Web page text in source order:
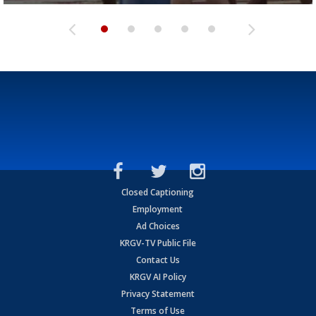
Closed Captioning
Employment
Ad Choices
KRGV-TV Public File
Contact Us
KRGV AI Policy
Privacy Statement
Terms of Use